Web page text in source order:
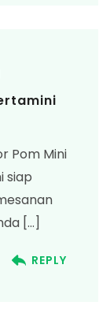
Pom Mini
siap
[…]
REPLY